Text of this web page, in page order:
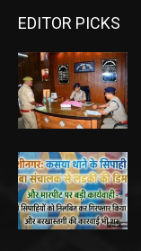
EDITOR PICKS